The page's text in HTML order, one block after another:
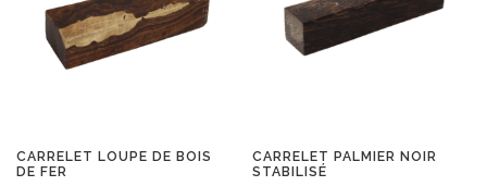
CARRELET LOUPE DE BOIS
DE FER
CARRELET PALMIER NOIR
STABILISÉ